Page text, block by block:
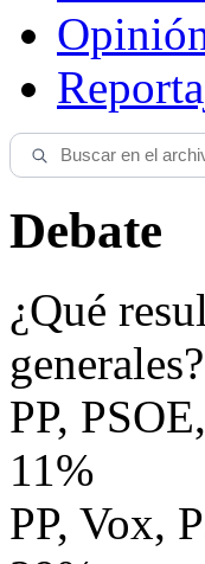
Debate
¿Qué
generales?
PP,
11%
PP, Vox,